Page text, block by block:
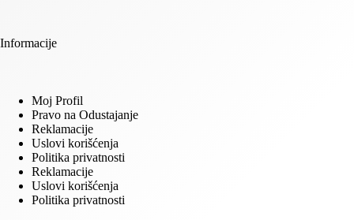
Informacije
Moj Profil
Pravo na Odustajanje
Reklamacije
Uslovi korišćenja
Politika privatnosti
Reklamacije
Uslovi korišćenja
Politika privatnosti